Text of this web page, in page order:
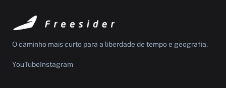
O caminho mais curto para a liberdade de tempo e geografia.
YouTubeInstagram